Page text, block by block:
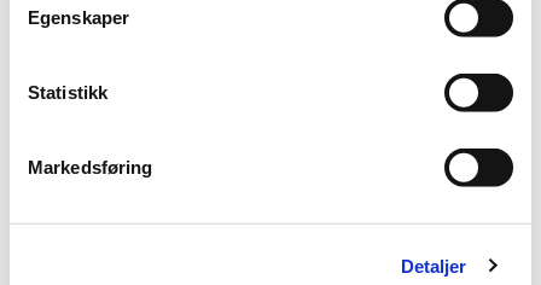
Egenskaper
Statistikk
Markedsføring
Detaljer